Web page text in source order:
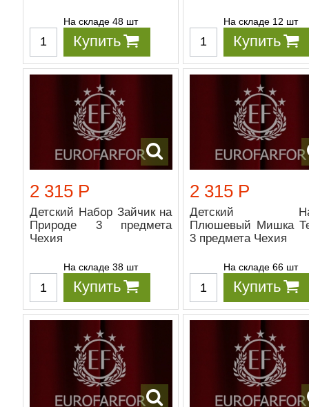
На складе 48 шт
Купить
На складе 12 шт
Купить
2 315 Р
Детский Набор Зайчик на
Природе 3 предмета
Чехия
На складе 38 шт
Купить
2 315 Р
Детский
Плюшевый Мишка
3 предмета Чехия
На складе 66 шт
Купить